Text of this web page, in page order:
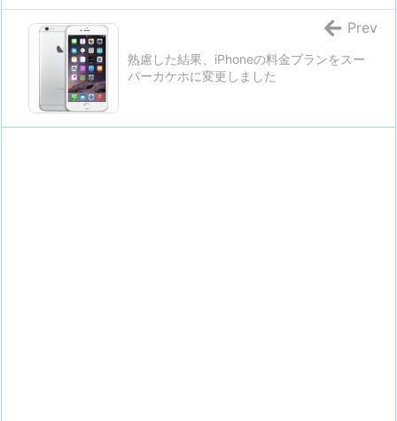
熟慮した結果、iPhoneの料金プランをスー
パーカケホに変更しました
Prev